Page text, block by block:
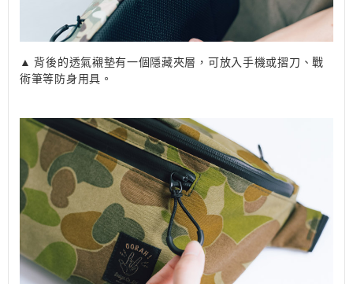
▲ 背後的透氣襯墊有一個隱藏夾層，可放入手機或摺刀、戰
術筆等防身用具。